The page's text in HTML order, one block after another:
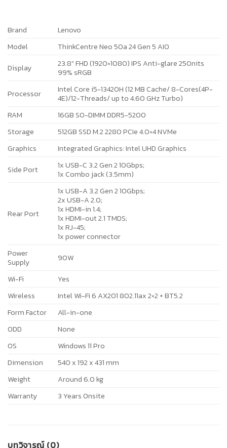
Brand
Lenovo
Model
ThinkCentre Neo 50a 24 Gen 5 AIO
Display
23.8″ FHD (1920×1080) IPS Anti-glare 250nits
99% sRGB
Processor
Intel Core i5-13420H (12 MB Cache/ 8-Cores(4P-
4E)/12-Threads/ up to 4.60 GHz Turbo)
RAM
16GB SO-DIMM DDR5-5200
Storage
512GB SSD M.2 2280 PCIe 4.0×4 NVMe
Graphics
Integrated Graphics: Intel UHD Graphics
Side Port
1x USB-C 3.2 Gen 2 10Gbps;
1x Combo jack (3.5mm)
Rear Port
1x USB-A 3.2 Gen 2 10Gbps;
2x USB-A 2.0;
1x HDMI-in 1.4;
1x HDMI-out 2.1 TMDS;
1x RJ-45;
1x power connector
Power
Supply
90W
Wi-Fi
Yes
Wireless
Intel Wi-Fi 6 AX201 802.11ax 2×2 + BT5.2
Form Factor
All-in-one
ODD
None
OS
Windows 11 Pro
Dimension
540 x 192 x 431 mm
Weight
Around 6.0 kg
Warranty
3 Years Onsite
บทวิจารณ์ (0)